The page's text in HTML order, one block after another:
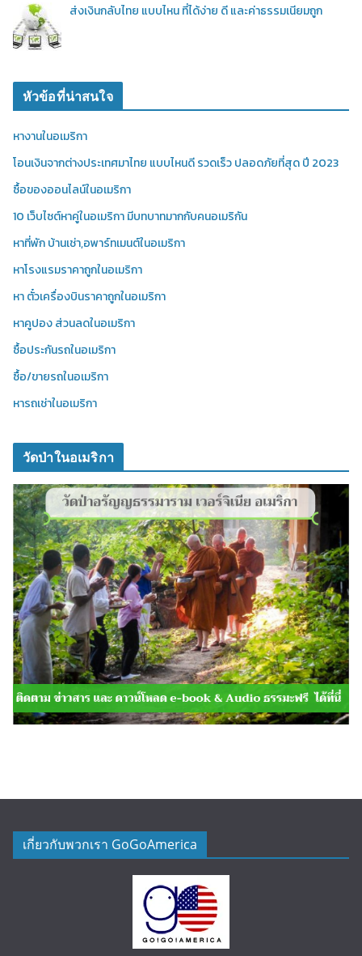
ส่งเงินกลับไทย แบบไหน ที่ได้ง่าย ดี และค่าธรรมเนียมถูก
หัวข้อที่น่าสนใจ
หางานในอเมริกา
โอนเงินจากต่างประเทศมาไทย แบบไหนดี รวดเร็ว ปลอดภัยที่สุด ปี 2023
ซื้อของออนไลน์ในอเมริกา
10 เว็บไซต์หาคู่ในอเมริกา มีบทบาทมากกับคนอเมริกัน
หาที่พัก บ้านเช่า,อพาร์ทเมนต์ในอเมริกา
หาโรงแรมราคาถูกในอเมริกา
หา ตั๋วเครื่องบินราคาถูกในอเมริกา
หาคูปอง ส่วนลดในอเมริกา
ซื้อประกันรถในอเมริกา
ซื้อ/ขายรถในอเมริกา
หารถเช่าในอเมริกา
วัดป่าในอเมริกา
เกี่ยวกับพวกเรา GoGoAmerica